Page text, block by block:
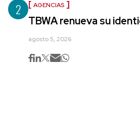
2 AGENCIAS
TBWA renueva su
agosto 5, 2026